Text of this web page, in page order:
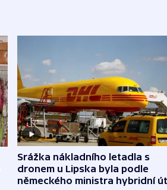
Srážka nákladního letadla s
dronem u Lipska byla podle
německého ministra hybridní